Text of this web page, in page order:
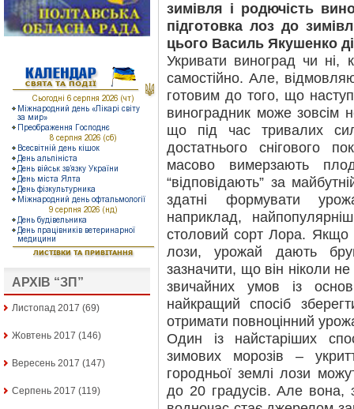
АРХІВ “ЗП”
Листопад 2017 (69)
Жовтень 2017 (146)
Вересень 2017 (147)
Серпень 2017 (119)
зимівля і родючість
підготовка лоз до
цього Василь Якушенко
Укривати виноград чи ні,
самостійно. Але,
готовим до того, що
виноградник може зовсім
що під час тривалих
достатнього снігового
масово вимерзають
“відповідають” за
здатні формувати
наприклад,
столовий сорт Лора. Якщо
лози, урожай дають
зазначити, що він ніколи
звичайних умов із
найкращий спосіб
отримати повноцінний
Один із найстаріших
зимових морозів –
городньої землі лози
до 20 градусів. Але вона,